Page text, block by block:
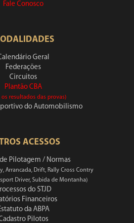
Fale Conosco
Geral
Federações
Circuitos
Plantão CBA
os resultados das provas)
do Automobilismo
ACESSOS
de Pilotagem / Normas
Arrancada, Drift, Rally Cross Contry
Driver, Subida de Montanha)
do STJD
Financeiros
da ABPA
Pilotos